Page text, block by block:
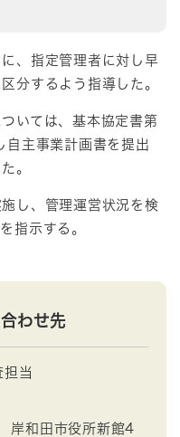
、指定管理者に対し早
分するよう指導した。
いては、基本協定書第
主事業計画書を提出
。
し、管理運営状況を検
指示する。
わせ先
担当
岸和田市役所新館4